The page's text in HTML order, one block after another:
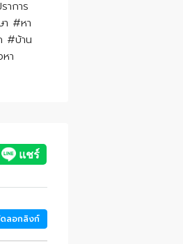
าการ
า #หา
#บ้าน
า
ลอกลิงก์